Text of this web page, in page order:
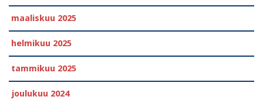
maaliskuu 2025
helmikuu 2025
tammikuu 2025
joulukuu 2024